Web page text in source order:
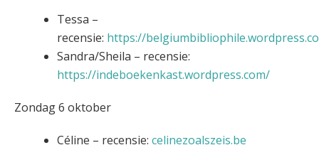
Tessa –
recensie: https://
Sandra/Sheila – recensie:
https://indeboekenkast.wordpress.com/
Zondag 6 oktober
Céline – recensie: celinezoalszeis.be